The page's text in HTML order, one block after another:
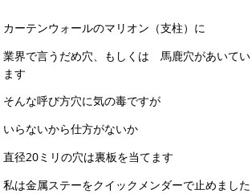
カーテンウォールのマリオン（支柱）に
業界で言うだめ穴、もしくは 馬鹿穴があいてい
ます
そんな呼び方穴に気の毒ですが
いらないから仕方がないか
直径20ミリの穴は裏板を当てます
私は金属ステーをクイックメンダーで止めました